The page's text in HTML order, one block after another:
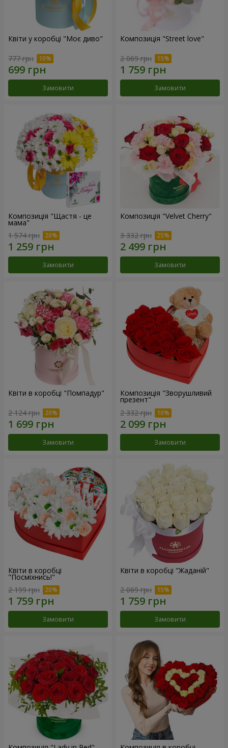
Квіти у коробці "Моє диво"
777 грн
Замовити
Композиція "Street love"
2 069 грн
Замовити
Композиція "Щастя - це
мама"
1 574 грн
Замовити
Композиція "Velvet Cherry"
3 332 грн
Замовити
Квіти в коробці "Помпадур"
2 124 грн
Замовити
Композиція "Зворушливий
презент"
2 332 грн
Замовити
Квіти в коробці
"Посміхнись!"
2 199 грн
Замовити
Квіти в коробці "Жаданій"
2 069 грн
Замовити